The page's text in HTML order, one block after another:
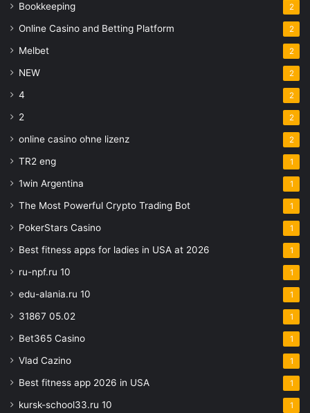
Bookkeeping 2
Online Casino and Betting Platform 2
Melbet 2
NEW 2
4 2
2 2
online casino ohne lizenz 2
TR2 eng 1
1win Argentina 1
The Most Powerful Crypto Trading Bot 1
PokerStars Casino 1
Best fitness apps for ladies in USA at 2026 1
ru-npf.ru 10 1
edu-alania.ru 10 1
31867 05.02 1
Bet365 Casino 1
Vlad Cazino 1
Best fitness app 2026 in USA 1
kursk-school33.ru 10 1